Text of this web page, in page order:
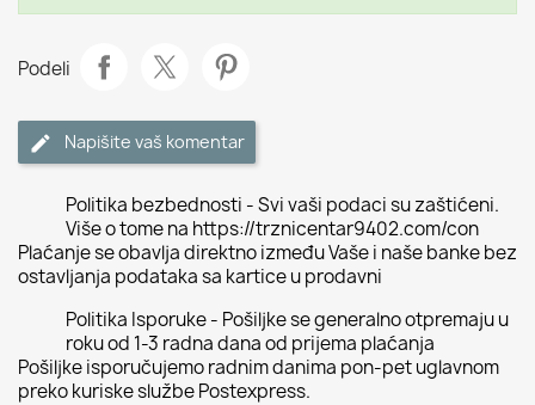
Podeli
Napišite vaš komentar
Politika bezbednosti - Svi vaši podaci su zaštićeni.
Više o tome na https://trznicentar9402.com/con
Plaćanje se obavlja direktno između Vaše i naše banke bez
ostavljanja podataka sa kartice u prodavni
Politika Isporuke - Pošiljke se generalno otpremaju u
roku od 1-3 radna dana od prijema plaćanja
Pošiljke isporučujemo radnim danima pon-pet uglavnom
preko kuriske službe Postexpress.